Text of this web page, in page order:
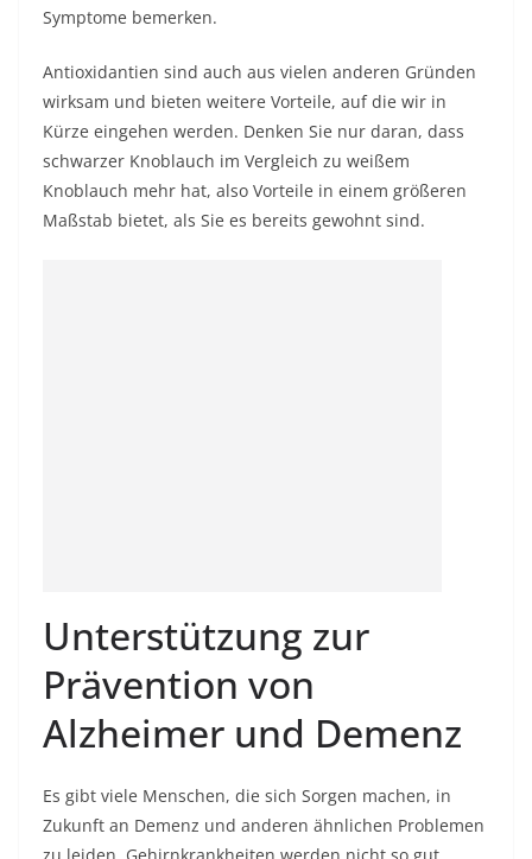
Symptome bemerken.
Antioxidantien sind auch aus vielen anderen Gründen
wirksam und bieten weitere Vorteile, auf die wir in
Kürze eingehen werden. Denken Sie nur daran, dass
schwarzer Knoblauch im Vergleich zu weißem
Knoblauch mehr hat, also Vorteile in einem größeren
Maßstab bietet, als Sie es bereits gewohnt sind.
Unterstützung zur
Prävention von
Alzheimer und Demenz
Es gibt viele Menschen, die sich Sorgen machen, in
Zukunft an Demenz und anderen ähnlichen Problemen